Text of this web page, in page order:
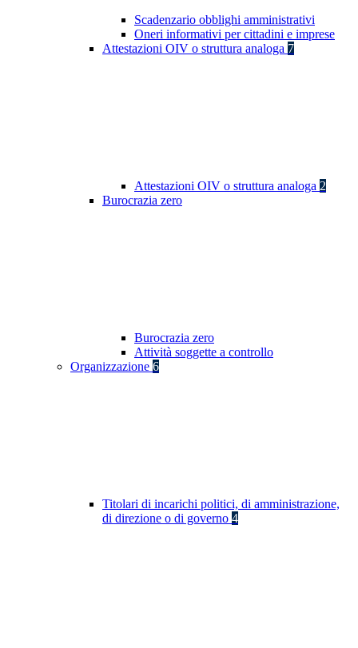
Scadenzario obblighi amministrativi
Oneri informativi per cittadini e imprese
Attestazioni OIV o struttura analoga 7
Attestazioni OIV o struttura analoga 2
Burocrazia zero
Burocrazia zero
Attività soggette a controllo
Organizzazione 6
Titolari di incarichi politici, di amministrazione,
di direzione o di governo 4